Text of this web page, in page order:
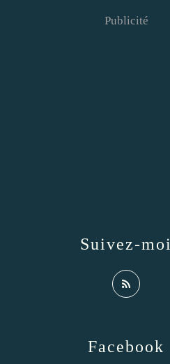
Suivez-moi
Facebook
Publicité